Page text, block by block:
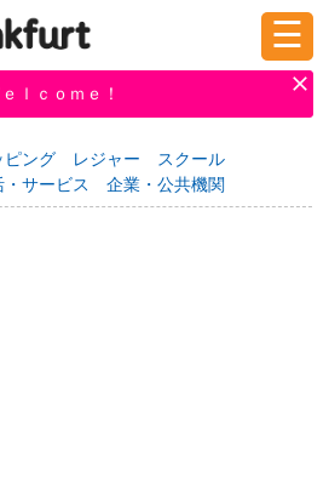
教えて！
☰
ｌｃｏｍｅ！
ピング レジャー
スクール
・サービス 企業・公共機関